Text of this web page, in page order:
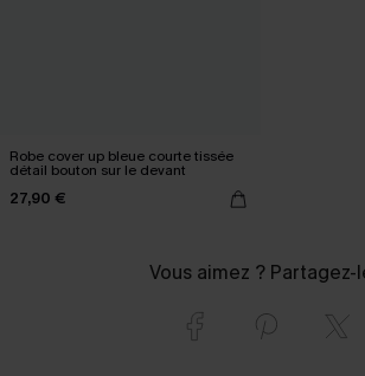
Robe cover up bleue courte tissée
détail bouton sur le devant
27,90 €
Vous aimez ? Partagez-